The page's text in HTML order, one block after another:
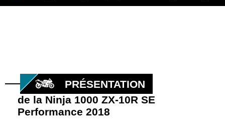
PRÉSENTATION
de la Ninja 1000 ZX-10R SE
Performance 2018